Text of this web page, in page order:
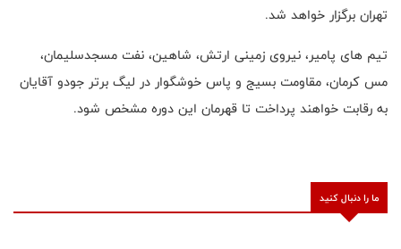
تهران برگزار خواهد شد.
تیم های پامیر، نیروی زمینی ارتش، شاهین، نفت مسجدسلیمان،
مس کرمان، مقاومت بسیج و پاس خوشگوار در لیگ برتر جودو آقایان
به رقابت خواهند پرداخت تا قهرمان این دوره مشخص شود.
ما را دنبال کنید